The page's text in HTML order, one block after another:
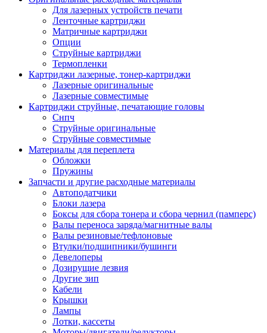
Гильза соединительная со
болтами
Заглушка термоусадочная
ответвительный
Муфта кабельная концевая
Муфта кабельная соединительная
Наконечник быстроразмыкаемый
Наконечник кабельный со
Наконечник кабельный трубчатый
медных проводников
Наконечник обжимной кабельный
медных проводников
din 46236
Наконечник-гильза для медных
проводников
Пружина постоянного давления
Сжим ответвительный,
Для лазерных устройств печати
Ленточные картриджи
Матричные картриджи
Опции
Струйные картриджи
Термопленки
Картриджи лазерные, тонер-картриджи
Лазерные оригинальные
Лазерные совместимые
Картриджи струйные, печатающие головы
Снпч
Струйные оригинальные
Струйные совместимые
Материалы для переплета
Обложки
Пружины
Запчасти и другие расходные материалы
Автоподатчики
Блоки лазера
Боксы для сбора тонера и сбора чернил (памперс)
Валы переноса заряда/магнитные валы
Валы резиновые/тефлоновые
Втулки/подшипники/бушинги
Девелоперы
Дозирущие лезвия
Другие зип
Кабели
Крышки
Лампы
Лотки, кассеты